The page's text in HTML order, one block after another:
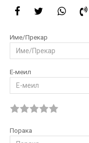
Име/Прекар
Е-меил
Порака